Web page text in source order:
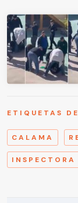
ETIQUETAS
CALAMA
INSPECTORA